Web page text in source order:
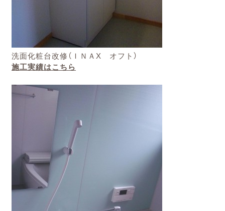
洗面化粧台改修（ＩＮＡX オフト）
施工実績はこちら